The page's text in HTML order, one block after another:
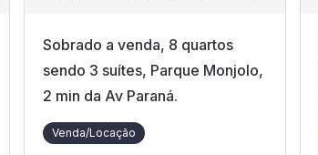
Sobrado a venda, 8 quartos
sendo 3 suítes, Parque Monjolo,
2 min da Av Paraná.
Venda/Locação